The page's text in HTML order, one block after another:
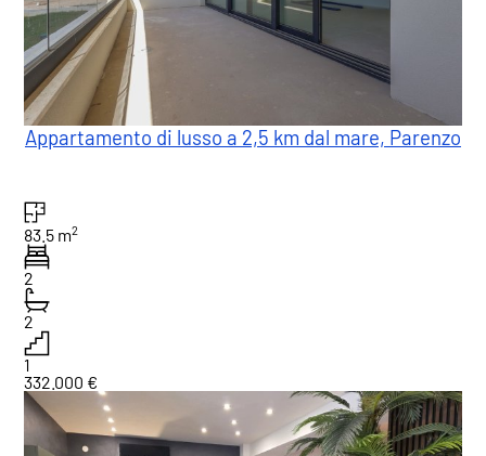
Appartamento di lusso a 2,5 km dal mare, Parenzo
83.5 m2
2
2
1
332.000 €